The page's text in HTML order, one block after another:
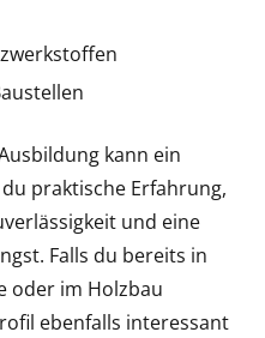
kann ein
praktische Erfahrung,
und eine
Falls du bereits in
oder im Holzbau
ebenfalls interessant